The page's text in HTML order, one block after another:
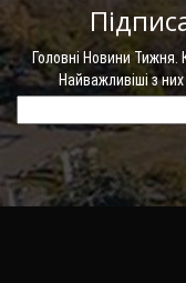
Головні Новини
Найважливіші з